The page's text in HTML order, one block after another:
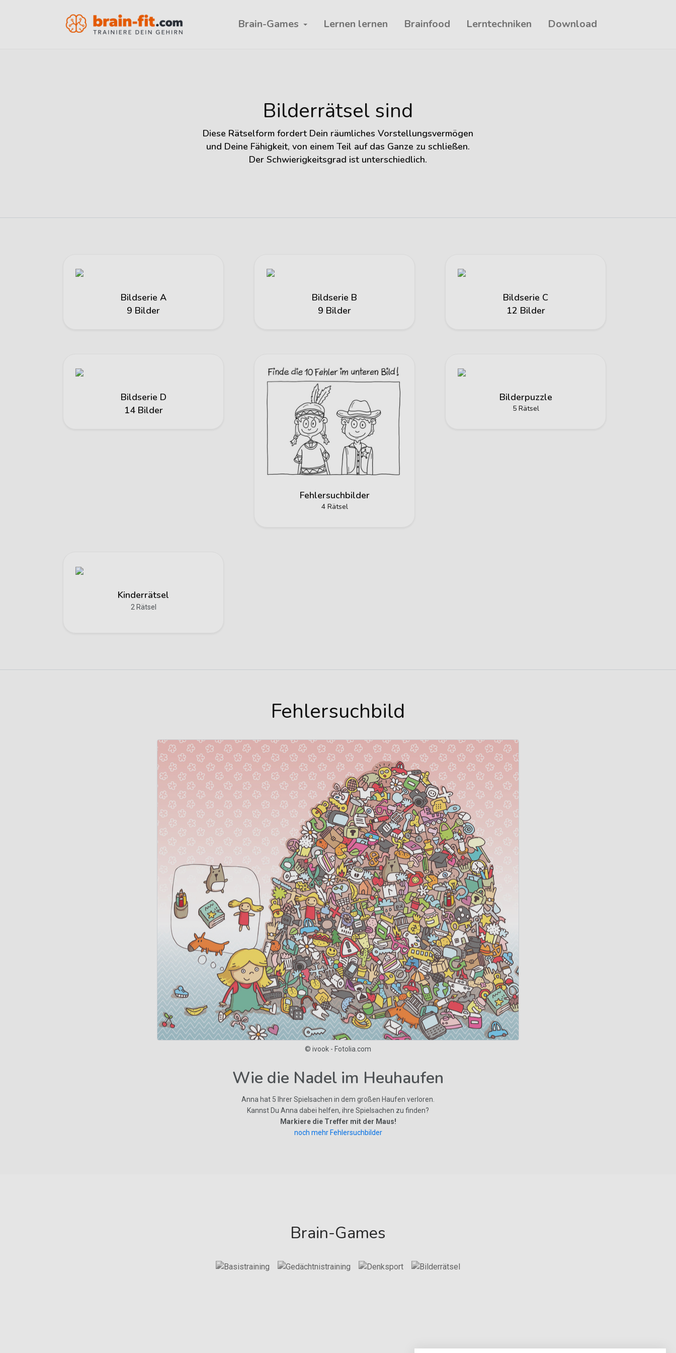
Brain-Games Lernen lernen Brainfood Lerntechniken Download
Bilderrätsel sind
Diese Rätselform fordert Dein räumliches Vorstellungsvermögen
und Deine Fähigkeit, von einem Teil auf das Ganze zu schließen.
Der Schwierigkeitsgrad ist unterschiedlich.
Bildserie A
9 Bilder
Bildserie B
9 Bilder
Bildserie C
12 Bilder
Bildserie D
14 Bilder
Fehlersuchbilder
4 Rätsel
Bilderpuzzle
5 Rätsel
Kinderrätsel
2 Rätsel
Fehlersuchbild
© ivook - Fotolia.com
Wie die Nadel im Heuhaufen
Anna hat 5 Ihrer Spielsachen in dem großen Haufen verloren.
Kannst Du Anna dabei helfen, ihre Spielsachen zu finden?
Markiere die Treffer mit der Maus!
noch mehr Fehlersuchbilder
Brain-Games